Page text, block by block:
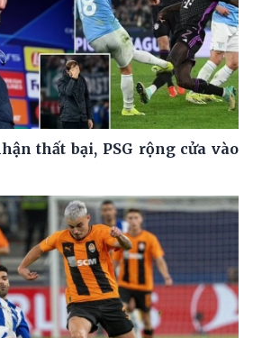
thất bại, PSG rộng cửa vào